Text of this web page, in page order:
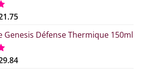
Η
τιμή
€21.75.
Genesis Défense Thermique 150ml
Η